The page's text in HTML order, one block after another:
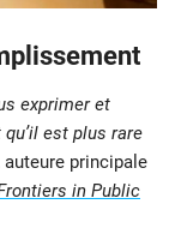
exprimer et
est plus rare
auteure principale
in Public